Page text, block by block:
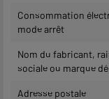
Consommation
mode arrêt
Nom du fabricant,
sociale ou marque
Adresse postale